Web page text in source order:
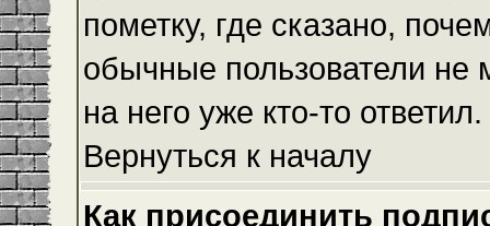
пометку, где сказано,
обычные пользователи не
на него уже кто-то ответил.
Вернуться к началу
Как присоединить